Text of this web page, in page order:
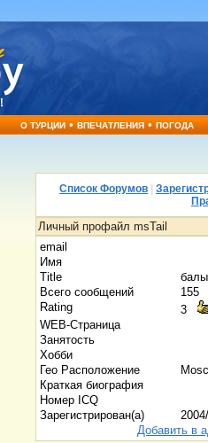
О ТУРЦИИ•ВПЕЧАТЛЕНИЯ•ПОГОДА
Список Форумов
Личный профайл msTail
email
Имя
Title
Всего сообщений
155
Rating
3
WEB-Страница
Занятость
Хобби
Гео Расположение
Краткая биография
Номер ICQ
Зарегистрирован(а)
Добавить в